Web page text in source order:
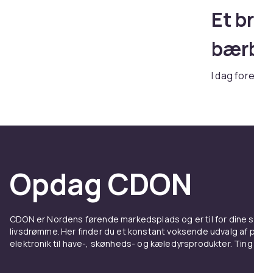
Et
I dag
kunne
Opdag CDON
CDON er Nordens førende markedsplads og er til for dine
livsdrømme. Her finder du et konstant voksende udvalg
elektronik til have-, skønheds- og kæledyrsprodukter. Ting